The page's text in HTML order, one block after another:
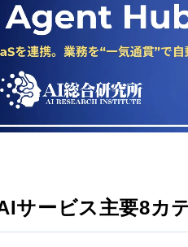
サービス主要8カ